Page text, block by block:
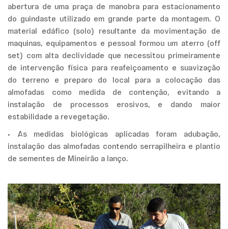
abertura de uma praça de manobra para estacionamento
do guindaste utilizado em grande parte da montagem. O
material edáfico (solo) resultante da movimentação de
maquinas, equipamentos e pessoal formou um aterro (off
set) com alta declividade que necessitou primeiramente
de intervenção física para reafeiçoamento e suavização
do terreno e preparo do local para a colocação das
almofadas como medida de contenção, evitando a
instalação de processos erosivos, e dando maior
estabilidade a revegetação.
• As medidas biológicas aplicadas foram adubação,
instalação das almofadas contendo serrapilheira e plantio
de sementes de Mineirão a lanço.